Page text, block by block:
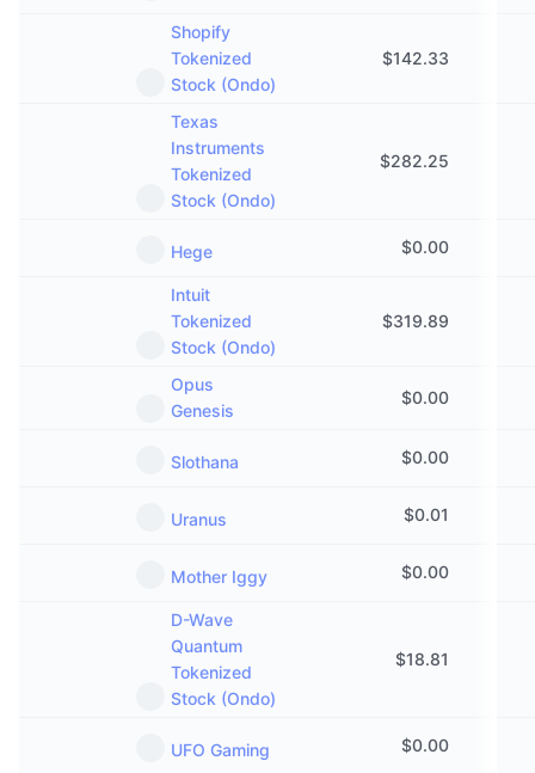
Shopify
Tokenized
Stock (Ondo)
$142.33
Texas
Instruments
Tokenized
Stock (Ondo)
$282.25
Hege $0.00
Intuit
Tokenized
Stock (Ondo)
$319.89
Opus
Genesis
$0.00
Slothana $0.00
Uranus $0.01
Mother Iggy $0.00
D-Wave
Quantum
Tokenized
Stock (Ondo)
$18.81
UFO Gaming $0.00